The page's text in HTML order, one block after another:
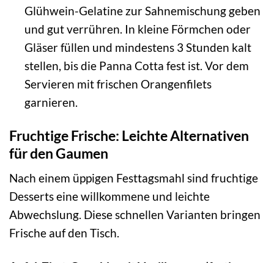
Glühwein-Gelatine zur Sahnemischung geben
und gut verrühren. In kleine Förmchen oder
Gläser füllen und mindestens 3 Stunden kalt
stellen, bis die Panna Cotta fest ist. Vor dem
Servieren mit frischen Orangenfilets
garnieren.
Fruchtige Frische: Leichte Alternativen
für den Gaumen
Nach einem üppigen Festtagsmahl sind fruchtige
Desserts eine willkommene und leichte
Abwechslung. Diese schnellen Varianten bringen
Frische auf den Tisch.